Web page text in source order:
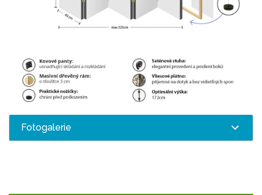
Fotogalerie